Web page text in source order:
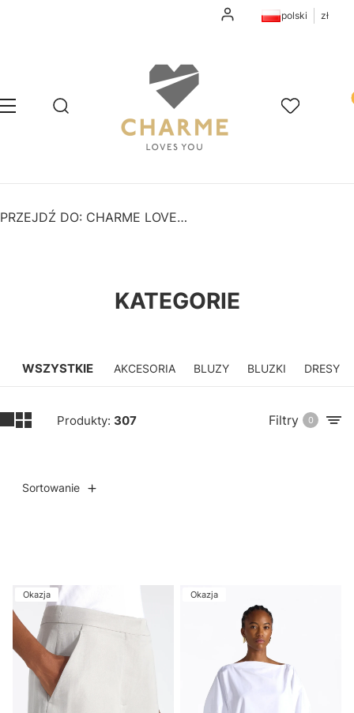
Zaloguj siępolski zł
Menu Otwórz wyszukiwarkę
Szukaj Ulubione
PRZEJDŹ DO: CHARME LOVES YOU
KATEGORIE
WSZYSTKIE AKCESORIA BLUZY BLUZKI DRESY
Produkty: 307 Filtry 0
Sortowanie
Lista produktów
Okazja Okazja